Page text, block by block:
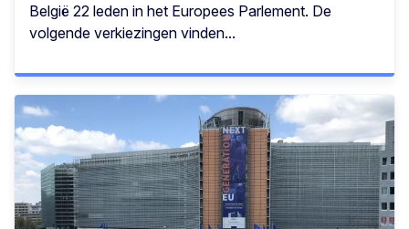
België 22 leden in het Europees Parlement. De
volgende verkiezingen vinden...